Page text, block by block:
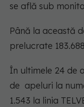
se află sub
Până la această
prelucrate
În ultimele 24 de
de apeluri la
1.543 la linia